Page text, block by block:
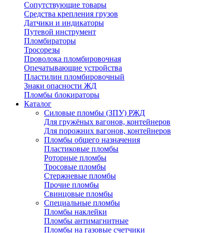
Сопутствующие товары
Средства крепления грузов
Датчики и индикаторы
Путевой инструмент
Пломбираторы
Тросорезы
Проволока пломбировочная
Опечатывающие устройства
Пластилин пломбировочный
Знаки опасности ЖД
Пломбы блокираторы
Каталог
Силовые пломбы (ЗПУ) РЖД
Для гружёных вагонов, контейнеров
Для порожних вагонов, контейнеров
Пломбы общего назначения
Пластиковые пломбы
Роторные пломбы
Тросовые пломбы
Стержневые пломбы
Прочие пломбы
Свинцовые пломбы
Специальные пломбы
Пломбы наклейки
Пломбы антимагнитные
Пломбы на газовые счетчики